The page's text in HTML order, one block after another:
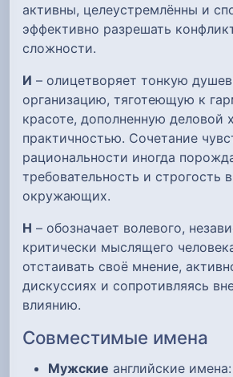
активны, целеустремлённы и
эффективно разрешать
сложности.
И – олицетворяет тонкую
организацию, тяготеющую к
красоте, дополненную деловой
практичностью. Сочетание
рациональности иногда
требовательность и строгость
окружающих.
Н – обозначает волевого,
критически мыслящего
отстаивать своё мнение,
дискуссиях и сопротивляясь
влиянию.
Совместимые имена
Мужские английские имена: